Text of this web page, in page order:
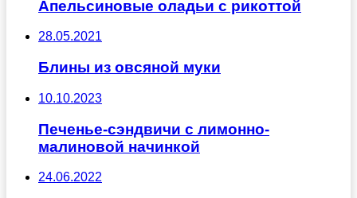
Апельсиновые оладьи с рикоттой
28.05.2021
Блины из овсяной муки
10.10.2023
Печенье-сэндвичи с лимонно-
малиновой начинкой
24.06.2022